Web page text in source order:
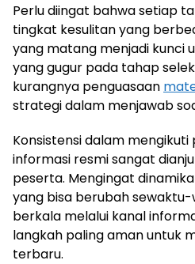
Perlu diingat bahwa setiap
tingkat kesulitan yang
yang matang menjadi kunci
yang gugur pada tahap
kurangnya penguasaan
strategi dalam menjawab
Konsistensi dalam
informasi resmi sangat
peserta. Mengingat
yang bisa berubah
berkala melalui kanal
langkah paling aman untuk
terbaru.